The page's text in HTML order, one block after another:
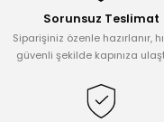
Ürün resmi kalitesiz,
Ürün açıklamasında
Ürün fiyatı diğer
Sorunsuz Teslimat
Siparişiniz özenle hazırlanır,
güvenli şekilde kapınıza